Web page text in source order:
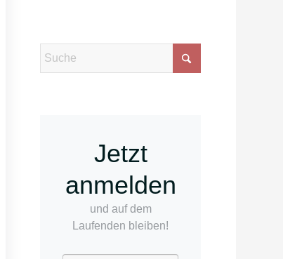
Jetzt
anmelden
und auf dem
Laufenden bleiben!